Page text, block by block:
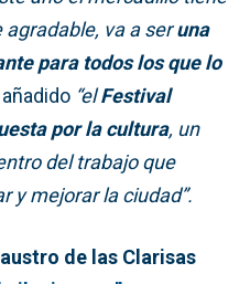
va a seruna
para todos los que lo
“elFestival
por la cultura, un
del trabajo que
y mejorar la ciudad”.
de las Clarisas